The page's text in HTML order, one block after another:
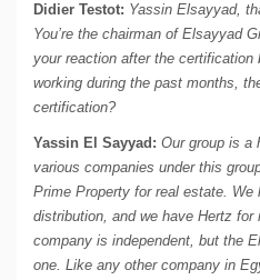
Didier Testot: Yassin Elsayyad,
You’re the chairman of Elsayyad
your reaction after the certification
working during the past months,
certification?
Yassin El Sayyad: Our group is a
various companies under this
Prime Property for real estate. We
distribution, and we have Hertz
company is independent, but the
one. Like any other company in